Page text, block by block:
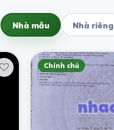
Nhà mẫu Nhà riêng
Chính chủ